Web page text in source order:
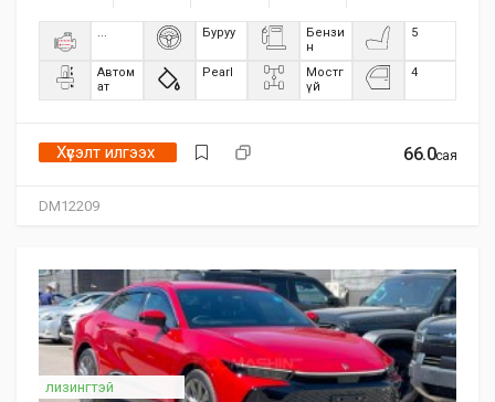
DM12209
... Буруу
Бензи
н
5
Автом
ат
Pearl
Мостг
үй
4
66.0сая
Хүсэлт илгээх
лизингтэй